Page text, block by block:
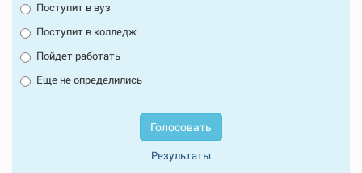
Поступит в вуз
Поступит в колледж
Пойдет работать
Еще не определились
Голосовать
Результаты